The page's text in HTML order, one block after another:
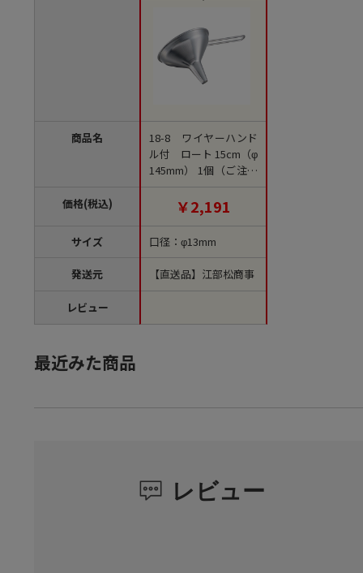
商品名
価格(税込)
サイズ
発送元
レビュー
18-8 ワイヤーハンド
ル付 ロート 15cm（φ
145mm） 1個（ご注文
単位1個）【直送品】
￥2,191
口径：φ13mm
【直送品】江部松商事
最近みた商品
レビュー